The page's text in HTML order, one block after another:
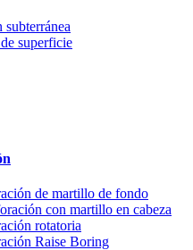
superficie
de martillo de fondo
con martillo en cabeza
rotatoria
Raise Boring